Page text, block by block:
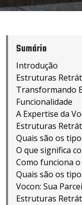
Sumário
Introdução
Estruturas
Transformando
Funcionalidade
A Expertise da
Estruturas
Quais são os
O que significa
Como funciona
Quais são os
Vocon: Sua
Estruturas